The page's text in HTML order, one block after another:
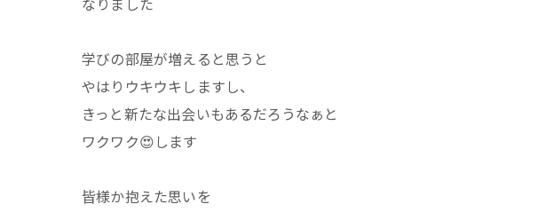
学びの部屋が増えると思うと
やはりウキウキしますし、
きっと新たな出会いもあるだろうなぁと
ワクワク😍します
皆様か抱えた思いを